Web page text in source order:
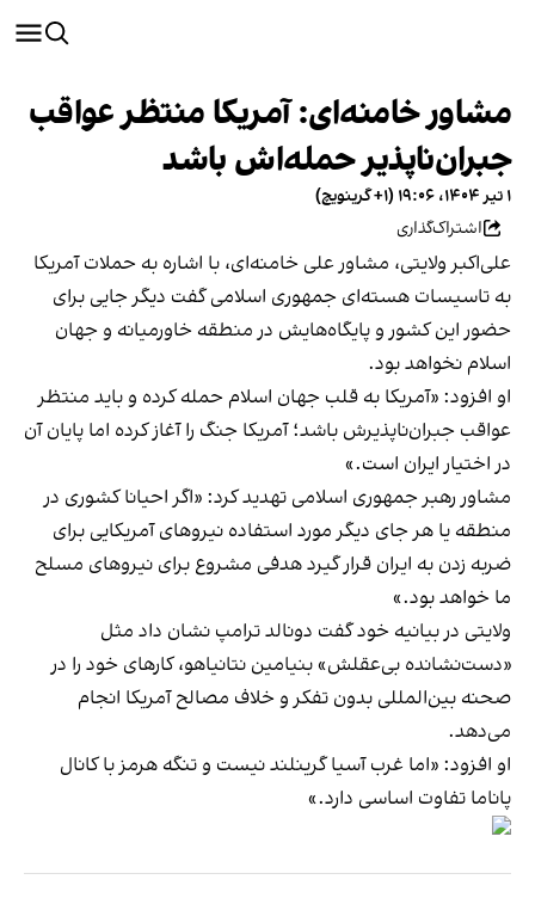
مشاور خامنه‌ای: آمریکا منتظر عواقب
جبران‌ناپذیر حمله‌اش باشد
۱ تیر ۱۴۰۴، ۱۹:۰۶ (‎+۱ گرینویچ)
اشتراک‌گذاری
‌علی‌اکبر ولایتی، مشاور علی خامنه‌ای، با اشاره به حملات آمریکا
به تاسیسات هسته‌ای جمهوری اسلامی گفت دیگر جایی برای
حضور این کشور و پایگاه‌هایش در منطقه خاورمیانه و جهان
اسلام نخواهد بود.
او افزود: «آمریکا به قلب جهان اسلام حمله کرده و باید منتظر
عواقب جبران‌ناپذیرش باشد؛ آمریکا جنگ را آغاز کرده اما پایان آن
در اختیار ایران است.»
مشاور رهبر جمهوری اسلامی تهدید کرد: «اگر احیانا کشوری در
منطقه یا هر جای دیگر مورد استفاده نیروهای آمریکایی برای
ضربه زدن به ایران قرار گیرد هدفی مشروع برای نیروهای مسلح
ما خواهد بود.»
ولایتی در بیانیه خود گفت دونالد ترامپ نشان داد مثل
«دست‌نشانده بی‌عقلش» بنیامین نتانیاهو، کارهای خود را در
صحنه بین‌المللی بدون تفکر و خلاف مصالح آمریکا انجام
می‌دهد.
او افزود: «اما غرب آسیا گرینلند نیست و تنگه هرمز با کانال
پاناما تفاوت اساسی دارد.»